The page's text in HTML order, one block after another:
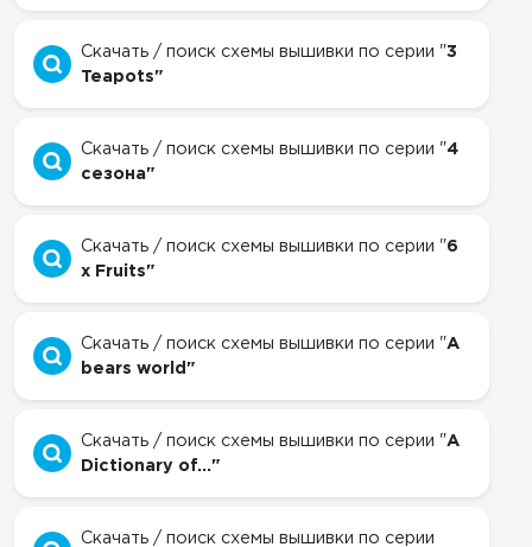
Скачать / поиск схемы вышивки по серии "3
Teapots"
Скачать / поиск схемы вышивки по серии "4
сезона"
Скачать / поиск схемы вышивки по серии "6
x Fruits"
Скачать / поиск схемы вышивки по серии "A
bears world"
Скачать / поиск схемы вышивки по серии "A
Dictionary of..."
Скачать / поиск схемы вышивки по серии